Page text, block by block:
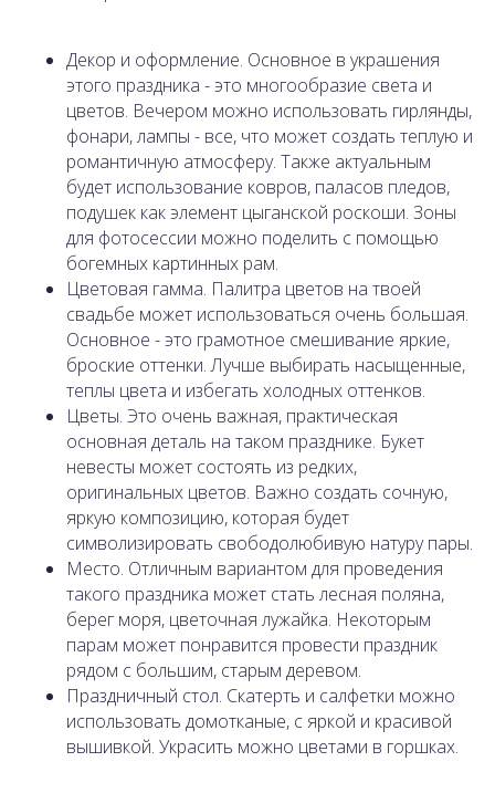
Декор и оформление. Основное в украшения
этого праздника - это многообразие света и
цветов. Вечером можно использовать гирлянды,
фонари, лампы - все, что может создать теплую и
романтичную атмосферу. Также актуальным
будет использование ковров, паласов пледов,
подушек как элемент цыганской роскоши. Зоны
для фотосессии можно поделить с помощью
богемных картинных рам.
Цветовая гамма. Палитра цветов на твоей
свадьбе может использоваться очень большая.
Основное - это грамотное смешивание яркие,
броские оттенки. Лучше выбирать насыщенные,
теплы цвета и избегать холодных оттенков.
Цветы. Это очень важная, практическая
основная деталь на таком празднике. Букет
невесты может состоять из редких,
оригинальных цветов. Важно создать сочную,
яркую композицию, которая будет
символизировать свободолюбивую натуру пары.
Место. Отличным вариантом для проведения
такого праздника может стать лесная поляна,
берег моря, цветочная лужайка. Некоторым
парам может понравится провести праздник
рядом с большим, старым деревом.
Праздничный стол. Скатерть и салфетки можно
использовать домотканые, с яркой и красивой
вышивкой. Украсить можно цветами в горшках.